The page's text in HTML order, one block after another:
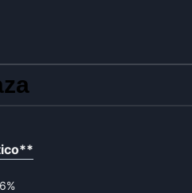
**